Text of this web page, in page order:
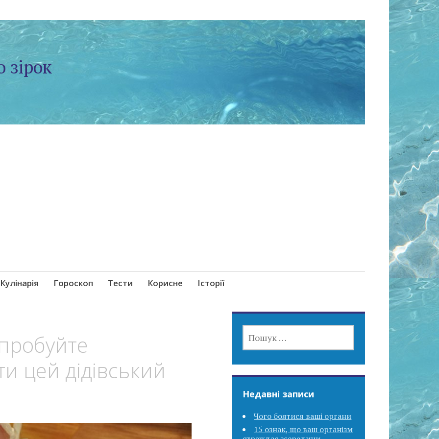
зірок
Кулінарія Гороскоп Тести Корисне Історії
цей дідівський
Недавні записи
Чого боятися ваші органи
15 ознак, що ваш організм